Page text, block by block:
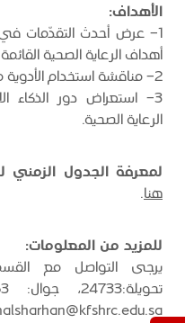
الأهداف:
1- عرض أحدث التقدّمات في
أهداف الرعاية الصحية
2- مناقشة استخدام الأدوية من خلال ممارسات آمنة وشخصية.
3- استعراض دور
الرعاية الصحية.
لمعرفة الجدول الزمني
هنا.
للمزيد من المعلومات: